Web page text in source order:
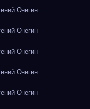
Онегин
Онегин
Онегин
Онегин
Онегин